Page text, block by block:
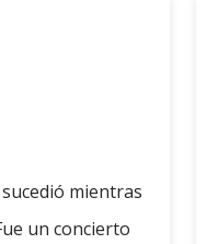
mientras
un concierto